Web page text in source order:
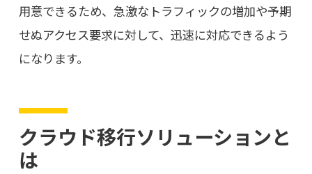
用意できるため、急激なトラフィックの増加や予期
せぬアクセス要求に対して、迅速に対応できるよう
になります。
クラウド移行ソリューションと
は